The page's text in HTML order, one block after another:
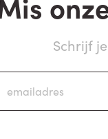
Schrijf